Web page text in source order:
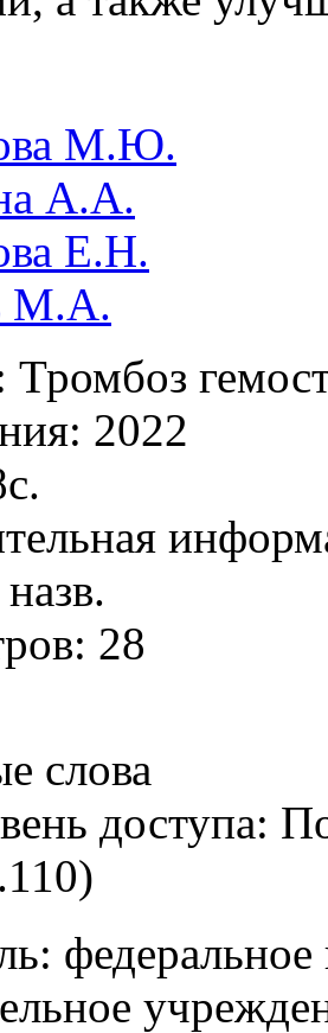
М.Ю.
А.А.
Е.Н.
М.А.
Тромбоз
2022
28
слова
доступа: